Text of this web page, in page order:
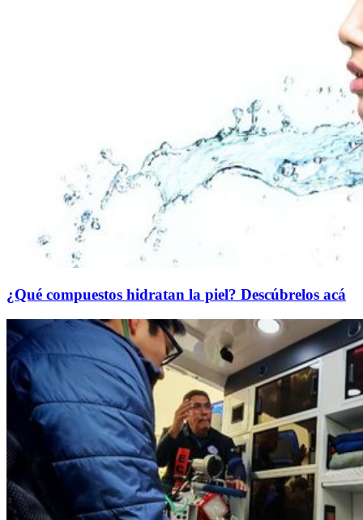
¿Qué compuestos hidratan la piel? Descúbrelos acá